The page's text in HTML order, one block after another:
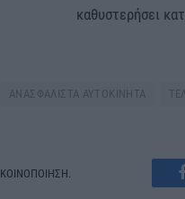
καθυστερήσει
ΑΝΑΣΦΑΛΙΣΤΑ ΑΥΤΟΚΙΝΗΤΑ
ΚΟΙΝΟΠΟΙΗΣΗ.